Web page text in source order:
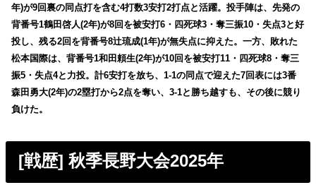
年)が9回裏の同点打を含む4打数3安打2打点と活躍。投手陣は、先発の
背番号1鶴田啓人(2年)が8回を被安打6・四死球3・奪三振10・失点3と好
投し、残る2回を背番号8辻琉成(1年)が無失点に抑えた。一方、敗れた
松本国際は、背番号1和田頼生(2年)が10回を被安打11・四死球8・奪三
振5・失点4と力投。計6安打を放ち、1-1の同点で迎えた7回表には3番
森田勇大(2年)の2塁打から2点を奪い、3-1と勝ち越すも、その後に競り
負けた。
[戦歴] 秋季長野大会2025年